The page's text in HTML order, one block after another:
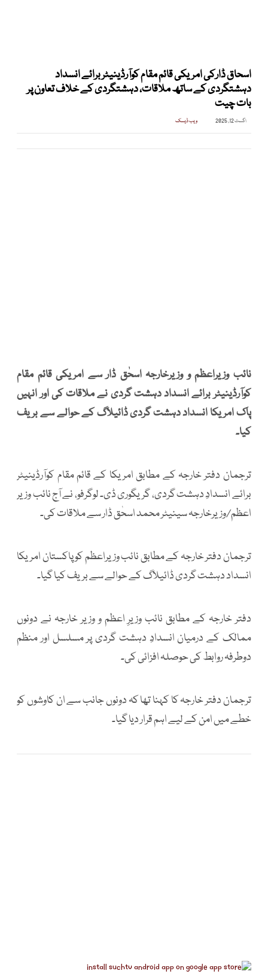
اسحاق ڈارکی امریکی قائم مقام کوآرڈینیٹر برائے انسداد
دہشتگردی کے ساتھ ملاقات، دہشتگردی کے خلاف تعاون پر
بات چیت
اگست 12, 2025 ویب ڈیسک
نائب وزیراعظم و وزیرخارجہ اسحٰق ڈار سے امریکی قائم مقام
کوآرڈینیٹر برائے انسداد دہشت گردی نے ملاقات کی اور انہیں
پاک امریکا انسداد دہشت گردی ڈائیلاگ کے حوالے سے بریف
کیا۔
ترجمان دفتر خارجہ کے مطابق امریکا کے قائم مقام کوآرڈینیٹر
برائے انسدادِ دہشت گردی، گریگوری ڈی۔ لوگرفو، نے آج نائب وزیر
اعظم/وزیرخارجہ سینیٹر محمد اسحٰق ڈار سے ملاقات کی۔
ترجمان دفتر خارجہ کے مطابق نائب وزیراعظم کو پاکستان امریکا
انسداد دہشت گردی ڈائیلاگ کے حوالے سے بریف کیا گیا۔
دفتر خارجہ کے مطابق نائب وزیرِ اعظم و وزیر خارجہ نے دونوں
ممالک کے درمیان انسدادِ دہشت گردی پر مسلسل اور منظم
دوطرفہ روابط کی حوصلہ افزائی کی۔
ترجمان دفتر خارجہ کا کہنا تھا کہ دونوں جانب سے ان کاوشوں کو
خطے میں امن کے لیے اہم قرار دیا گیا۔